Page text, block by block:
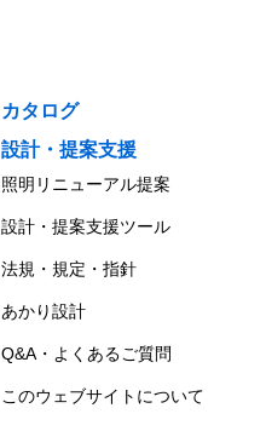
カタログ
設計・提案支援
照明リニューアル提案
設計・提案支援ツール
法規・規定・指針
あかり設計
Q&A・よくあるご質問
このウェブサイトについて